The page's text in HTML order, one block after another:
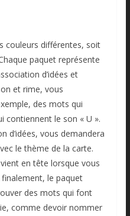
couleurs différentes, soit
paquet représente
d’idées et
et rime, vous
des mots qui
contiennent le son « U ».
d’idées, vous demandera
le thème de la carte.
en tête lorsque vous
finalement, le paquet
des mots qui font
comme devoir nommer